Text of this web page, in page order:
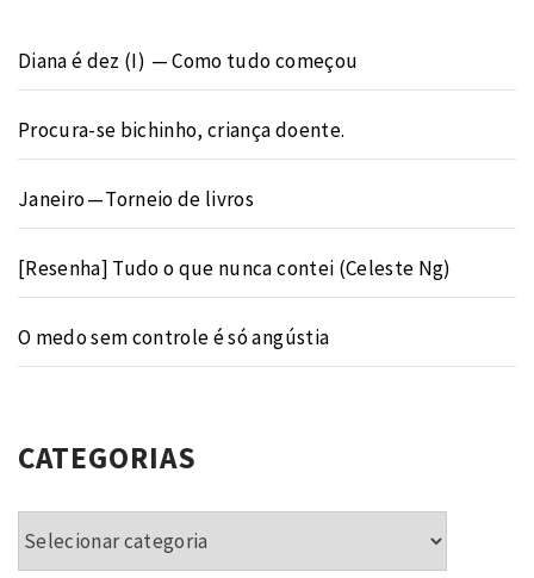
Diana é dez (I) — Como tudo começou
Procura-se bichinho, criança doente.
Janeiro — Torneio de livros
[Resenha] Tudo o que nunca contei (Celeste Ng)
O medo sem controle é só angústia
CATEGORIAS